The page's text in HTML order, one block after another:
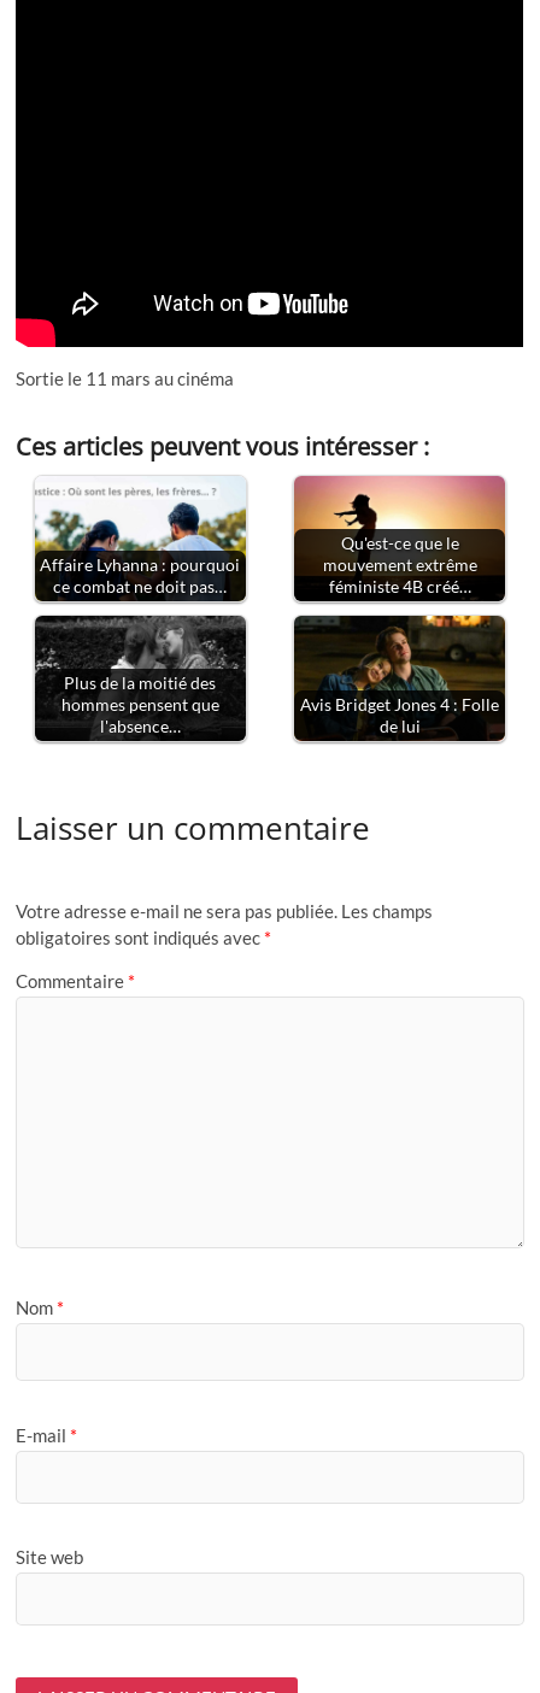
Sortie le 11 mars au cinéma
Ces articles peuvent vous intéresser :
Affaire Lyhanna : pourquoi
ce combat ne doit pas…
Qu'est-ce que le
mouvement extrême
féministe 4B créé…
Plus de la moitié des
hommes pensent que
l'absence…
Avis Bridget Jones 4 : Folle
de lui
Laisser un commentaire
Votre adresse e-mail ne sera pas publiée. Les champs
obligatoires sont indiqués avec *
Commentaire *
Nom *
E-mail *
Site web